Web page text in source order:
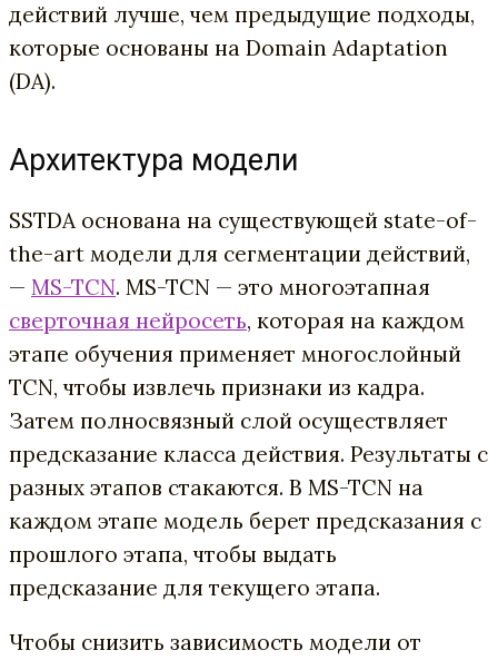
действий лучше, чем предыдущие подходы,
которые основаны на Domain Adaptation
(DA).
Архитектура модели
SSTDA основана на существующей state-of-
the-art модели для сегментации действий,
— MS-TCN. MS-TCN — это многоэтапная
сверточная нейросеть, которая на каждом
этапе обучения применяет многослойный
TCN, чтобы извлечь признаки из кадра.
Затем полносвязный слой осуществляет
предсказание класса действия. Результаты с
разных этапов стакаются. В MS-TCN на
каждом этапе модель берет предсказания с
прошлого этапа, чтобы выдать
предсказание для текущего этапа.
Чтобы снизить зависимость модели от